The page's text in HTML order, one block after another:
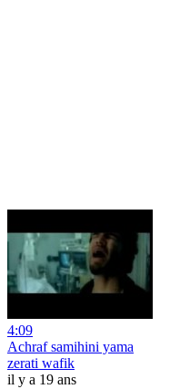
4:09
Achraf samihini yama
zerati wafik
il y a 19 ans